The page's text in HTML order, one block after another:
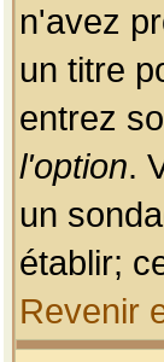
n'avez
un titre
entrez
l'option.
un
établir;
Revenir